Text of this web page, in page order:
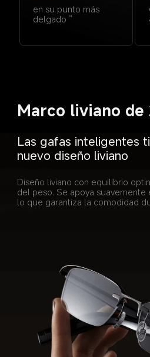
en su punto más
delgado
14
Marco liviano de
Las gafas inteligentes
nuevo diseño liviano
Diseño liviano con equilibrio
del peso. Se apoya suavemente
lo que garantiza la comodidad